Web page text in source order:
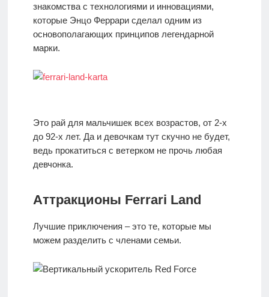
знакомства с технологиями и инновациями,
которые Энцо Феррари сделал одним из
основополагающих принципов легендарной
марки.
Это рай для мальчишек всех возрастов, от 2-х
до 92-х лет. Да и девочкам тут скучно не будет,
ведь прокатиться с ветерком не прочь любая
девчонка.
Аттракционы Ferrari Land
Лучшие приключения – это те, которые мы
можем разделить с членами семьи.